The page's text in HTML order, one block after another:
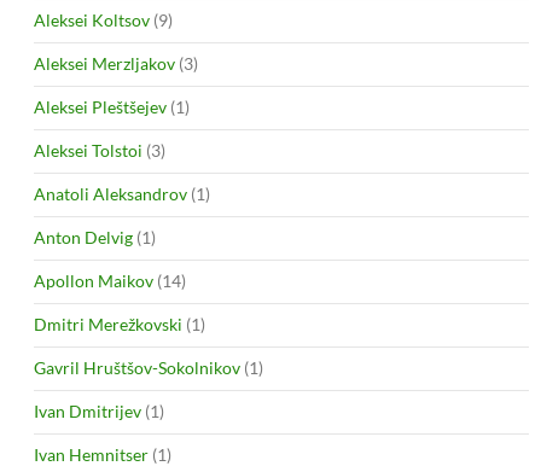
Aleksei Koltsov (9)
Aleksei Merzljakov (3)
Aleksei Pleštšejev (1)
Aleksei Tolstoi (3)
Anatoli Aleksandrov (1)
Anton Delvig (1)
Apollon Maikov (14)
Dmitri Merežkovski (1)
Gavril Hruštšov-Sokolnikov (1)
Ivan Dmitrijev (1)
Ivan Hemnitser (1)